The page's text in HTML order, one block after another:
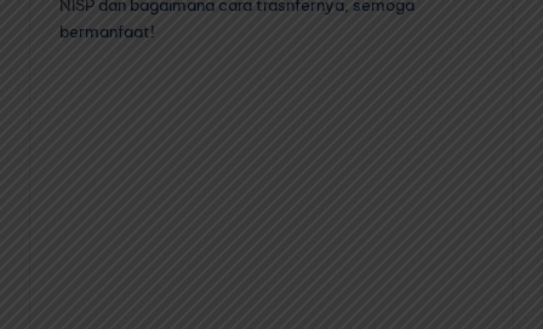
NISP dan bagaimana cara trasnfernya, semoga
bermanfaat!